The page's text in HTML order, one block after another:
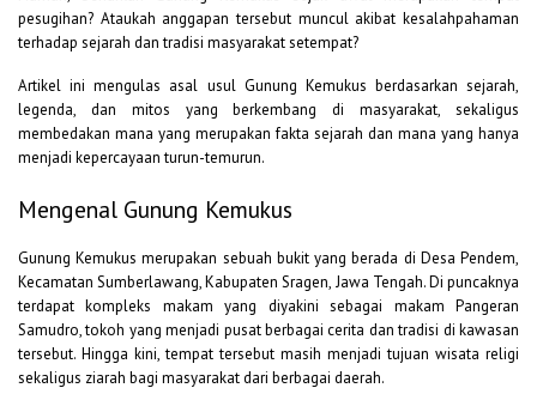
pesugihan? Ataukah anggapan tersebut muncul akibat kesalahpahaman
terhadap sejarah dan tradisi masyarakat setempat?
Artikel ini mengulas asal usul Gunung Kemukus berdasarkan sejarah,
legenda, dan mitos yang berkembang di masyarakat, sekaligus
membedakan mana yang merupakan fakta sejarah dan mana yang hanya
menjadi kepercayaan turun-temurun.
Mengenal Gunung Kemukus
Gunung Kemukus merupakan sebuah bukit yang berada di Desa Pendem,
Kecamatan Sumberlawang, Kabupaten Sragen, Jawa Tengah. Di puncaknya
terdapat kompleks makam yang diyakini sebagai makam Pangeran
Samudro, tokoh yang menjadi pusat berbagai cerita dan tradisi di kawasan
tersebut. Hingga kini, tempat tersebut masih menjadi tujuan wisata religi
sekaligus ziarah bagi masyarakat dari berbagai daerah.